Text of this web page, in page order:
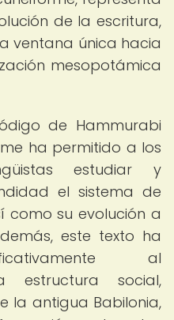
de la escritura,
ventana única hacia
mesopotámica
de Hammurabi
ha permitido a los
estudiar y
el sistema de
como su evolución a
este texto ha
al
estructura social,
la antigua Babilonia,